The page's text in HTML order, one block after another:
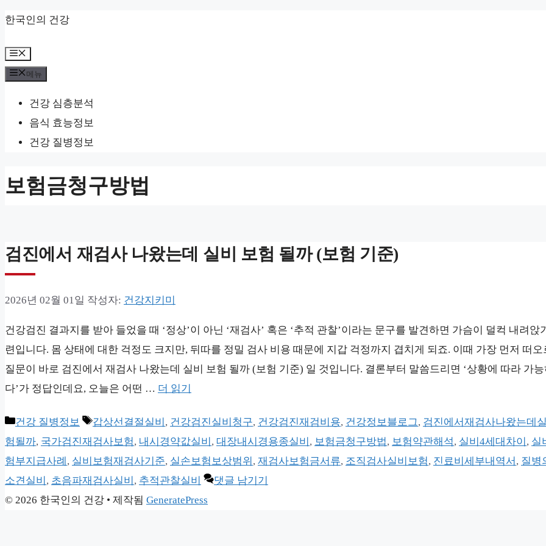
컨
츠
로
한국인의 건강
메
뉴
메뉴
건강 심층분석
음식 효능정보
건강 질병정보
보험금청구방법
검진에서 재검사 나왔는데 실비 보험 될까 (보험 기준)
2026년 02월 01일 작성자: 건강지키미
건강검진 결과지를 받아 들었을 때 ‘정상’이 아닌 ‘재검사’ 혹은 ‘추적 관찰’이라는 문구를 발견하면 가슴이 덜컥 내려앉
련입니다. 몸 상태에 대한 걱정도 크지만, 뒤따를 정밀 검사 비용 때문에 지갑 걱정까지 겹치게 되죠. 이때 가장 먼저 떠오
질문이 바로 검진에서 재검사 나왔는데 실비 보험 될까 (보험 기준) 일 것입니다. 결론부터 말씀드리면 ‘상황에 따라 가
다’가 정답인데요, 오늘은 어떤 … 더 읽기
카
테
고
리
건강 질병정보
태
그
갑상선결절실비 , 건강검진실비청구, 건강검진재검비용, 건강정보블로그, 검진에서재검사나왔는데
험될까, 국가검진재검사보험, 내시경약값실비 , 대장내시경용종실비 , 보험금청구방법, 보험약관해석, 실비4세대차이 , 실
험부지급사례 , 실비보험재검사기준, 실손보험보상범위 , 재검사보험금서류, 조직검사실비보험, 진료비세부내역서 , 질병
소견실비 , 초음파재검사실비 , 추적관찰실비
댓글 남기기
© 2026 한국인의 건강 • 제작됨 GeneratePress